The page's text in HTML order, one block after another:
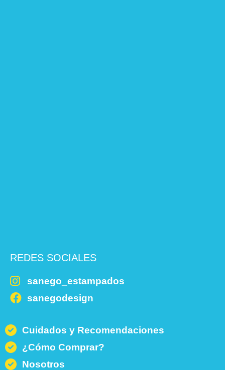
REDES SOCIALES
sanego_estampados
sanegodesign
Cuidados y Recomendaciones
¿Cómo Comprar?
Nosotros